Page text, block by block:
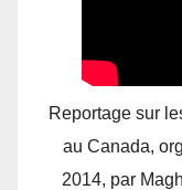
Reportage sur
au Canada,
2014, par